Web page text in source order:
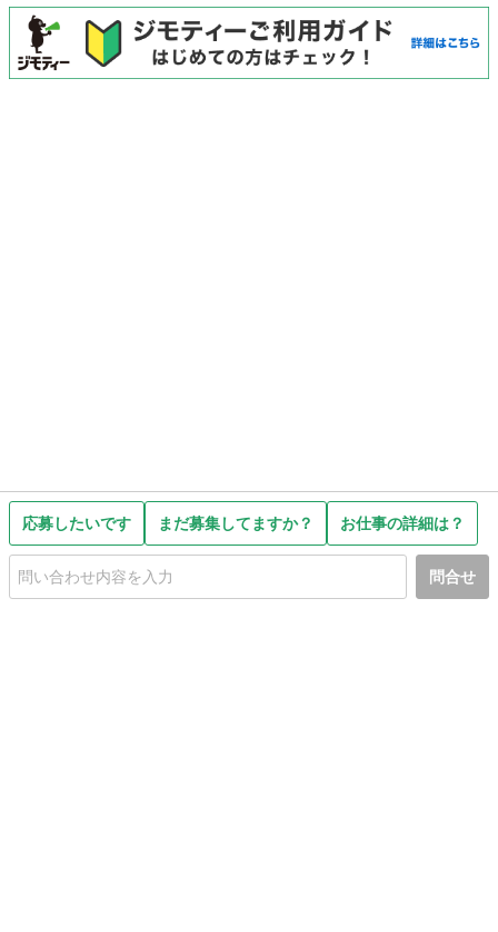
応募したいです まだ募集してますか？ お仕事の詳細は？
問合せ